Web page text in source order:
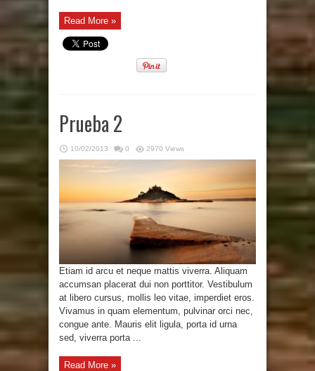
Read More »
Prueba 2
10/02/2013 0 2970 Views
Etiam id arcu et neque mattis viverra. Aliquam
accumsan placerat dui non porttitor. Vestibulum
at libero cursus, mollis leo vitae, imperdiet eros.
Vivamus in quam elementum, pulvinar orci nec,
congue ante. Mauris elit ligula, porta id urna
sed, viverra porta ...
Read More »